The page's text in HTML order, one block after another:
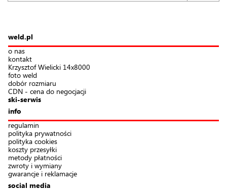
weld.pl
o nas
kontakt
Krzysztof Wielicki 14x8000
foto weld
dobór rozmiaru
CDN - cena do negocjacji
ski-serwis
info
regulamin
polityka prywatności
polityka cookies
koszty przesyłki
metody płatności
zwroty i wymiany
gwarancje i reklamacje
social media